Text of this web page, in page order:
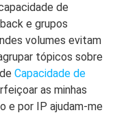
de
e grupos
volumes evitam
tópicos sobre
Capacidade de
as minhas
e por IP ajudam-me